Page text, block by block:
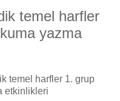
temel harfler
yazma
temel harfler 1. grup
etkinlikleri